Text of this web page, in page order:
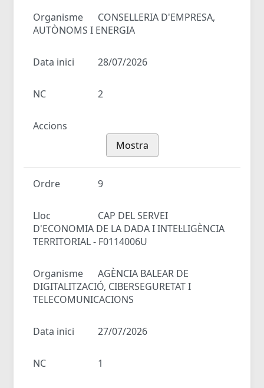
Organisme
CONSELLERIA D'EMPRESA,
AUTÒNOMS I ENERGIA
Data inici 28/07/2026
NC 2
Accions
Mostra
Ordre 9
Lloc
CAP DEL SERVEI
D'ECONOMIA DE LA DADA I INTEL·LIGÈNCIA
TERRITORIAL - F0114006U
Organisme
AGÈNCIA BALEAR DE
DIGITALITZACIÓ, CIBERSEGURETAT I
TELECOMUNICACIONS
Data inici 27/07/2026
NC 1